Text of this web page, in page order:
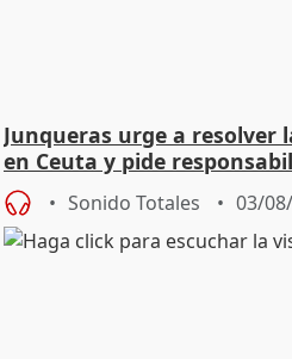
Junqueras urge a resolver
en Ceuta y pide
Sonido Totales 03/